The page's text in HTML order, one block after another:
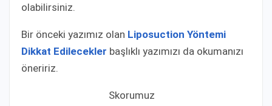
olabilirsiniz.
Bir önceki yazımız olan Liposuction Yöntemi
Dikkat Edilecekler başlıklı yazımızı da okumanızı
öneririz.
Skorumuz